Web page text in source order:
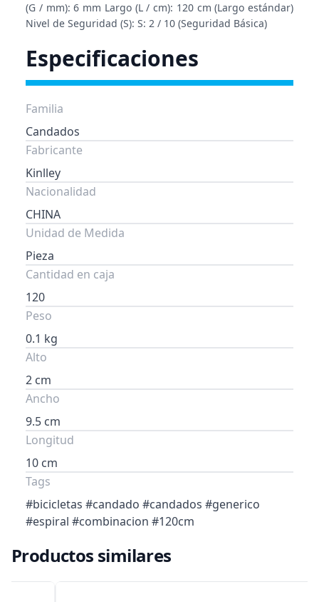
(G / mm): 6 mm Largo (L / cm): 120 cm (Largo estándar)
Nivel de Seguridad (S): S: 2 / 10 (Seguridad Básica)
Especificaciones
Familia
Candados
Fabricante
Kinlley
Nacionalidad
CHINA
Unidad de Medida
Pieza
Cantidad en caja
120
Peso
0.1 kg
Alto
2 cm
Ancho
9.5 cm
Longitud
10 cm
Tags
#bicicletas #candado #candados #generico
#espiral #combinacion #120cm
Productos similares